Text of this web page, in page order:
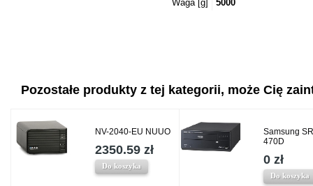
Waga [g] 5000
Pozostałe produkty z tej kategorii, może Cię
NV-2040-EU NUUO
2350.59 zł
Do koszyka
Samsung
470D
0 zł
Do koszyka